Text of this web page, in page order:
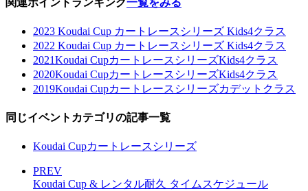
2023 Koudai Cup カートレースシリーズ Kids4クラス
2022 Koudai Cup カートレースシリーズ Kids4クラス
2021Koudai CupカートレースシリーズKids4クラス
2020Koudai CupカートレースシリーズKids4クラス
2019Koudai Cupカートレースシリーズカデットクラス
同じイベントカテゴリの記事一覧
Koudai Cupカートレースシリーズ
PREV
Koudai Cup & レンタル耐久 タイムスケジュール